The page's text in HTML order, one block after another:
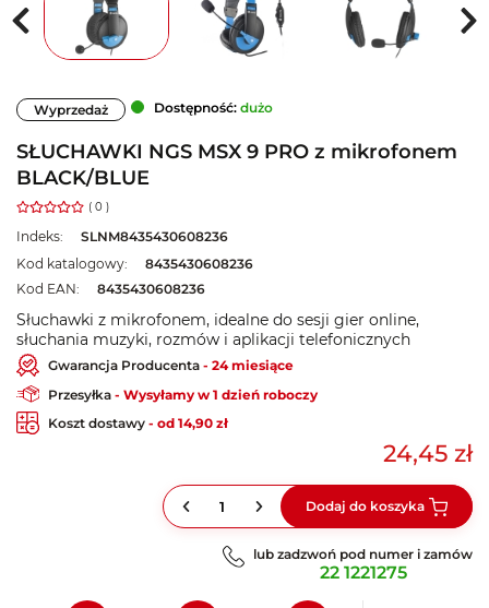
Wyprzedaż Dostępność: dużo
SŁUCHAWKI NGS MSX 9 PRO z mikrofonem
BLACK/BLUE
( 0 )
Indeks:
SLNM8435430608236
Kod katalogowy:
8435430608236
Kod EAN:
8435430608236
Słuchawki z mikrofonem, idealne do sesji gier online,
słuchania muzyki, rozmów i aplikacji telefonicznych
Gwarancja Producenta - 24 miesiące
Przesyłka - Wysyłamy w 1 dzień roboczy
Koszt dostawy - od 14,90 zł
24,45 zł
Dodaj do koszyka
lub zadzwoń pod numer i zamów
22 1221275